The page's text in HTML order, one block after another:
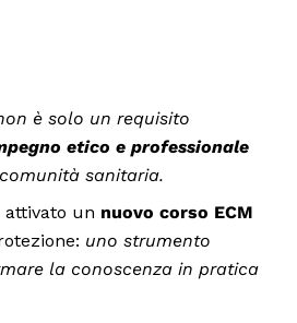
è solo un requisito
etico e professionale
sanitaria.
attivato un nuovo corso ECM
uno strumento
la conoscenza in pratica